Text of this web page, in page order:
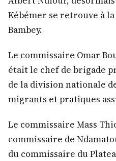
Kébémer se retrouve à
Bambey.
Le commissaire Omar
était le chef de brigade
de la division nationale
migrants et pratiques
Le commissaire Mass
commissaire de
du commissaire du